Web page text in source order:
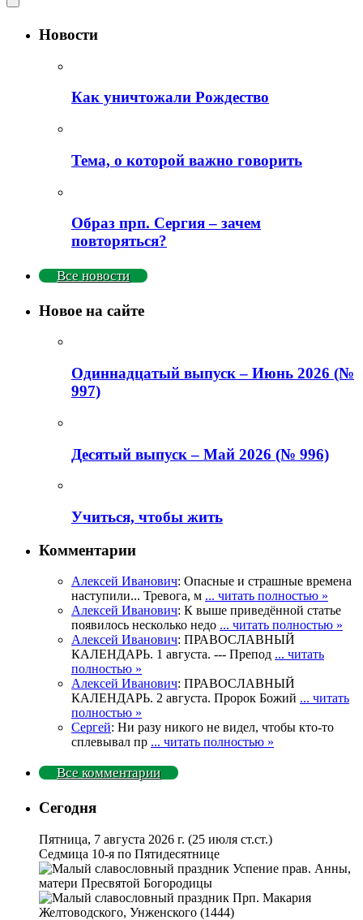
Новости
Как уничтожали Рождество
Тема, о которой важно говорить
Образ прп. Сергия – зачем
повторяться?
Все новости
Новое на сайте
Одиннадцатый выпуск – Июнь 2026 (№
997)
Деcятый выпуск – Май 2026 (№ 996)
Учиться, чтобы жить
Комментарии
Алексей Иванович: Опасные и страшные времена
наступили... Тревога, м ... читать полностью »
Алексей Иванович: К выше приведённой статье
появилось несколько недо ... читать полностью »
Алексей Иванович: ПРАВОСЛАВНЫЙ
КАЛЕНДАРЬ. 1 августа. --- Препод ... читать
полностью »
Алексей Иванович: ПРАВОСЛАВНЫЙ
КАЛЕНДАРЬ. 2 августа. Пророк Божий ... читать
полностью »
Сергей: Ни разу никого не видел, чтобы кто-то
сплевывал пр ... читать полностью »
Все комментарии
Сегодня
Пятница, 7 августа 2026 г. (25 июля ст.ст.)
Седмица 10-я по Пятидесятнице
Успение прав. Анны,
матери Пресвятой Богородицы
Прп. Макария
Желтоводского, Унженского (1444)